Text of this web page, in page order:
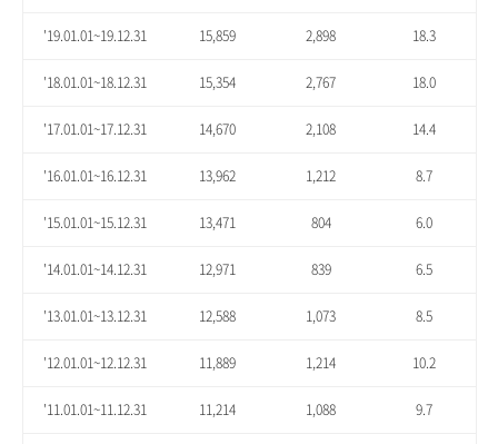
'19.01.01~19.12.31 15,859 2,898 18.3
'18.01.01~18.12.31 15,354 2,767 18.0
'17.01.01~17.12.31 14,670 2,108 14.4
'16.01.01~16.12.31 13,962 1,212 8.7
'15.01.01~15.12.31 13,471 804 6.0
'14.01.01~14.12.31 12,971 839 6.5
'13.01.01~13.12.31 12,588 1,073 8.5
'12.01.01~12.12.31 11,889 1,214 10.2
'11.01.01~11.12.31 11,214 1,088 9.7